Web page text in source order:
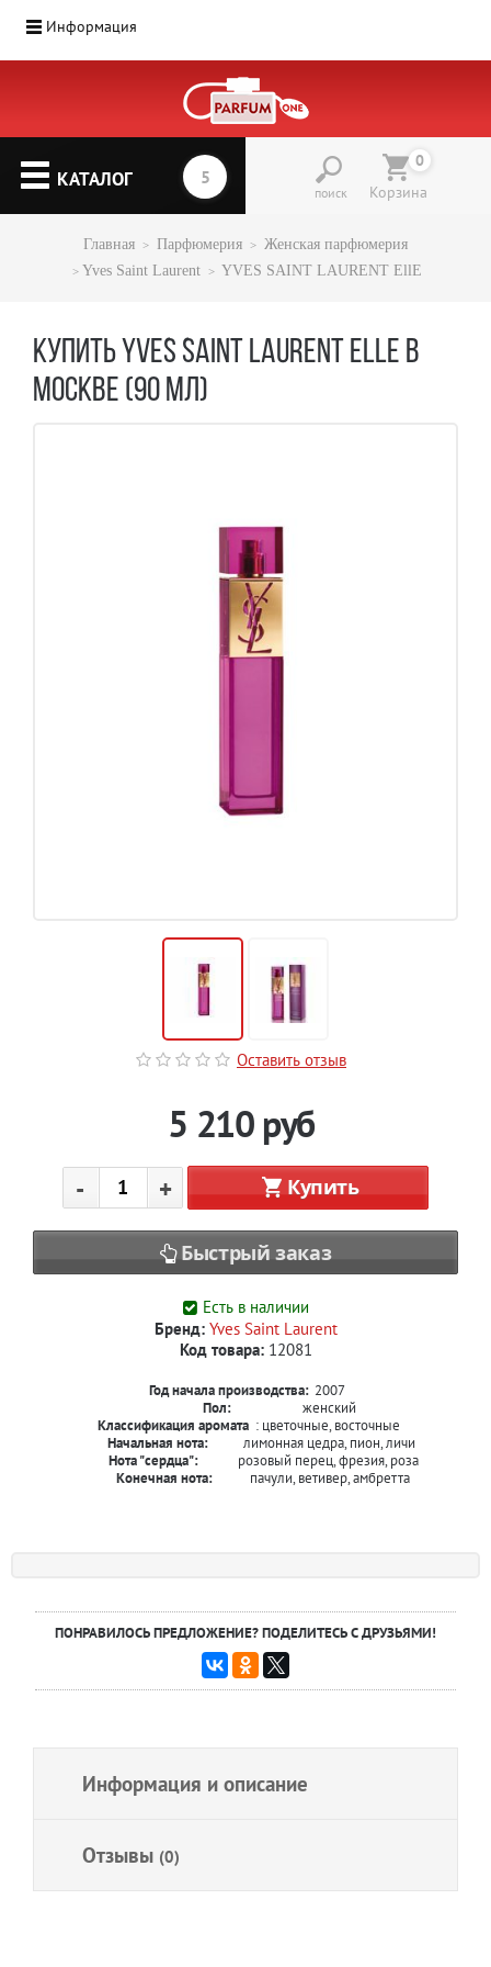
Информация
КАТАЛОГ
поиск
0
Корзина
Главная Парфюмерия
Женская парфюмерия
Yves Saint Laurent
YVES SAINT LAURENT EllE
КУПИТЬ YVES SAINT LAURENT ELLE В
МОСКВЕ (90 МЛ)
Оставить отзыв
5 210 руб
- + Купить
Быстрый заказ
Есть в наличии
Бренд: Yves Saint Laurent
Код товара:12081
Год начала производства: 2007
Пол:
женский
Классификация аромата : цветочные, восточные
Начальная нота:
лимонная цедра, пион, личи
Нота "сердца":
розовый перец, фрезия, роза
Конечная нота:
пачули, ветивер, амбретта
ПОНРАВИЛОСЬ ПРЕДЛОЖЕНИЕ? ПОДЕЛИТЕСЬ С ДРУЗЬЯМИ!
Информация и описание
Отзывы (0)